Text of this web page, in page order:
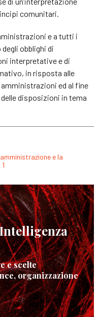
comunitari.
e a tutti i
obblighi di
interpretative e di
in risposta alle
ed al fine
disposizioni in tema
e la
e scelte
organizzazione